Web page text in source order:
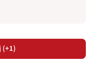
(+1)